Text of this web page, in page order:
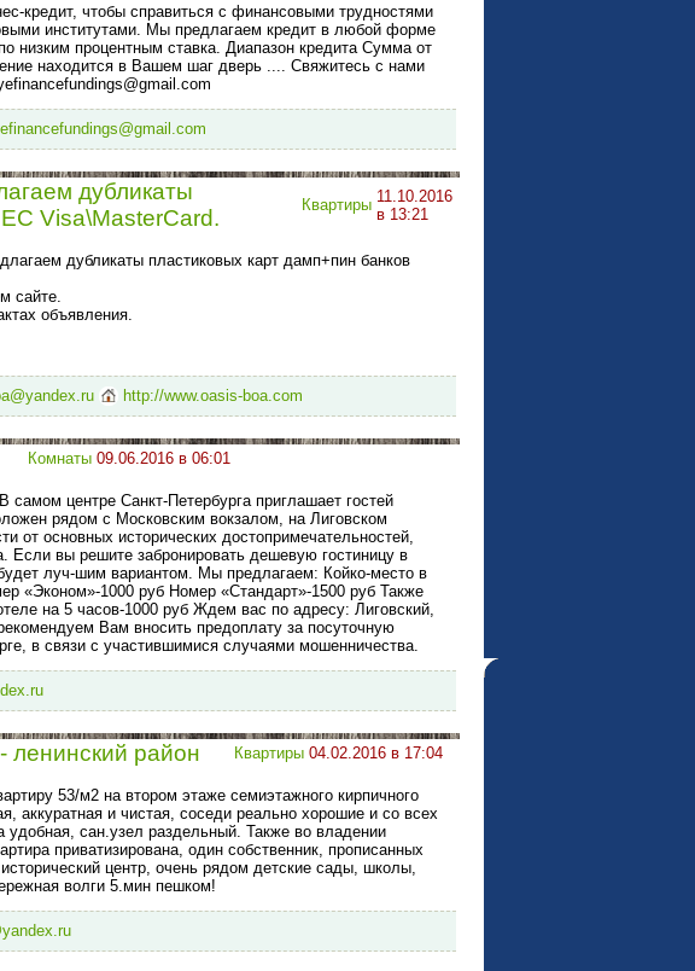
кредит, чтобы справиться с финансовыми трудностями
институтами. Мы предлагаем кредит в любой форме
низким процентным ставка. Диапазон кредита Сумма от
находится в Вашем шаг дверь .... Свяжитесь с нами
дубликаты
Visa\MasterCard.
Квартиры 11.10.2016
в 13:21
дубликаты пластиковых карт дамп+пин банков
сайте.
объявления.
http://www.oasis-boa.com
Комнаты 09.06.2016 в 06:01
центре Санкт-Петербурга приглашает гостей
рядом с Московским вокзалом, на Лиговском
от основных исторических достопримечательностей,
Если вы решите забронировать дешевую гостиницу в
луч-шим вариантом. Мы предлагаем: Койко-место в
«Эконом»-1000 руб Номер «Стандарт»-1500 руб Также
на 5 часов-1000 руб Ждем вас по адресу: Лиговский,
Вам вносить предоплату за посуточную
в связи с участившимися случаями мошенничества.
ленинский район Квартиры 04.02.2016 в 17:04
53/м2 на втором этаже семиэтажного кирпичного
аккуратная и чистая, соседи реально хорошие и со всех
сан.узел раздельный. Также во владении
приватизирована, один собственник, прописанных
центр, очень рядом детские сады, школы,
волги 5.мин пешком!